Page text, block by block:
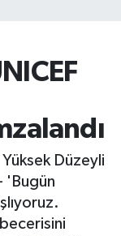
Yüksek Düzeyli
'Bugün